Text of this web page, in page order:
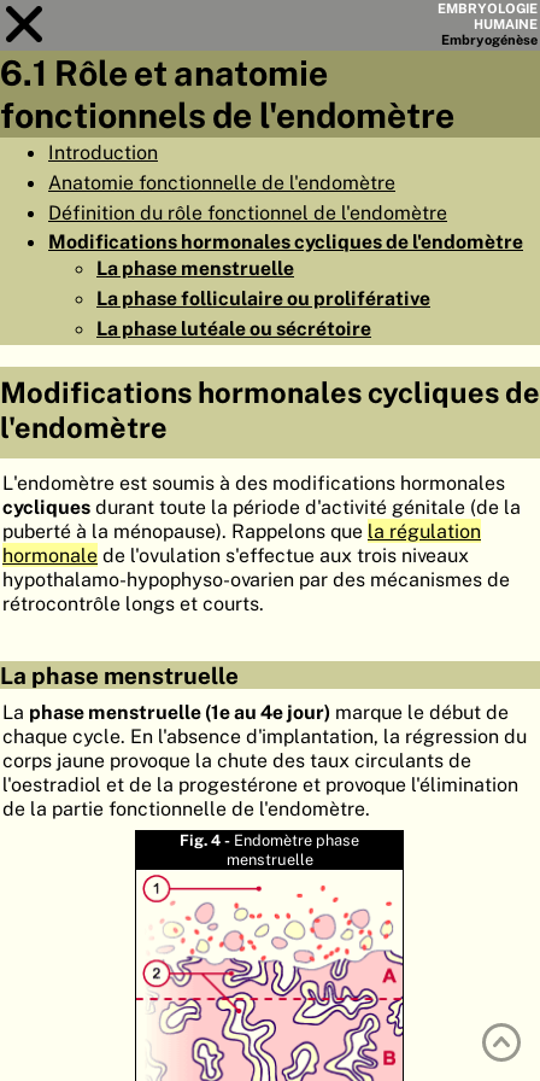
EMBRYOLOGIE
HUMAINE
Embryogénèse
Module
LISTE DES CHAPITRES
OBJECTIFS
RÉSUMÉ
PAGES
EMBRYOGÉNÈSE
ORGANOGÉNÈSE
ATLASEMBRYOLOGY
AIDE
DE
EN
6.1 Rôle et anatomie
fonctionnels de l'endomètre
Introduction
Anatomie fonctionnelle de l'endomètre
Définition du rôle fonctionnel de l'endomètre
Modifications hormonales cycliques de l'endomètre
La phase menstruelle
La phase folliculaire ou proliférative
La phase lutéale ou sécrétoire
Modifications hormonales cycliques de
l'endomètre
L'endomètre est soumis à des modifications hormonales
cycliques durant toute la période d'activité génitale (de la
puberté à la ménopause). Rappelons que la régulation
hormonale de l'ovulation s'effectue aux trois niveaux
hypothalamo-hypophyso-ovarien par des mécanismes de
rétrocontrôle longs et courts.
La phase menstruelle
La phase menstruelle (1e au 4e jour) marque le début de
chaque cycle. En l'absence d'implantation, la régression du
corps jaune provoque la chute des taux circulants de
l'oestradiol et de la progestérone et provoque l'élimination
de la partie fonctionnelle de l'endomètre.
Fig. 4 - Endomètre phase
menstruelle